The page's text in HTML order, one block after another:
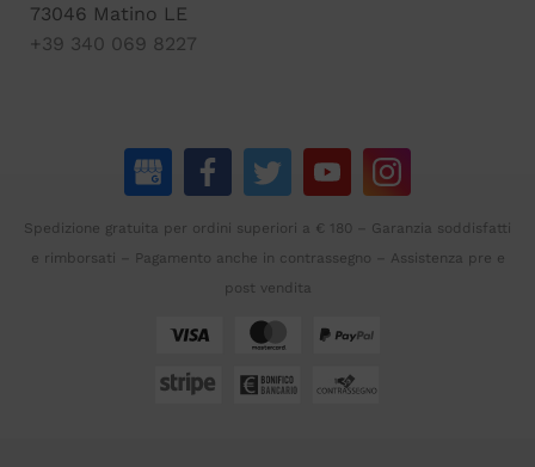
73046 Matino LE
+39 340 069 8227
Spedizione gratuita per ordini superiori a € 180 – Garanzia soddisfatti
e rimborsati – Pagamento anche in contrassegno – Assistenza pre e
post vendita